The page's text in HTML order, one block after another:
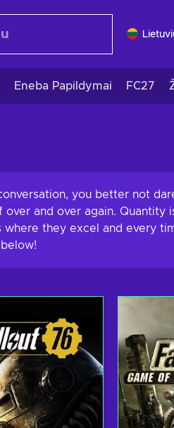
Eneba Papildymai FC27
you better not
and over again. Quantity
they excel and every